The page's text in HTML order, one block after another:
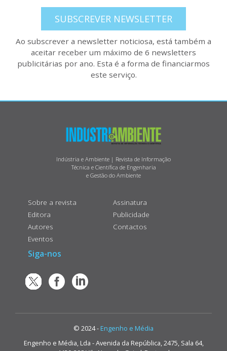
SUBSCREVER NEWSLETTER
Ao subscrever a newsletter noticiosa, está também a
aceitar receber um máximo de 6 newsletters
publicitárias por ano. Esta é a forma de financiarmos
este serviço.
Indústria e Ambiente | Revista de Informação
Técnica e Científica de Engenharia
e Gestão do Ambiente
Sobre a revista
Editora
Autores
Eventos
Assinatura
Publicidade
Contactos
Siga-nos
© 2024 - Engenho e Média
Engenho e Média, Lda - Avenida da República, 2475, Sala 64,